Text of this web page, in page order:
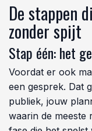
De stappen
zonder spijt
Stap één: het
Voordat er ook
een gesprek. Dat
publiek, jouw
waarin de meeste